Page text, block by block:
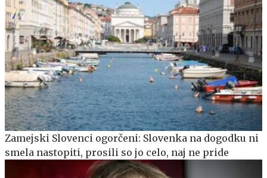
Zamejski Slovenci ogorčeni: Slovenka na dogodku ni
smela nastopiti, prosili so jo celo, naj ne pride